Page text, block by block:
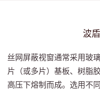
波
丝网屏蔽视窗通常采用玻
片（或多片）基板、树脂
高压下熔制而成。选用不